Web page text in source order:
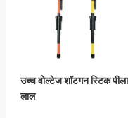
उच्च वोल्टेज शॉटगन स्टिक पीला
लाल